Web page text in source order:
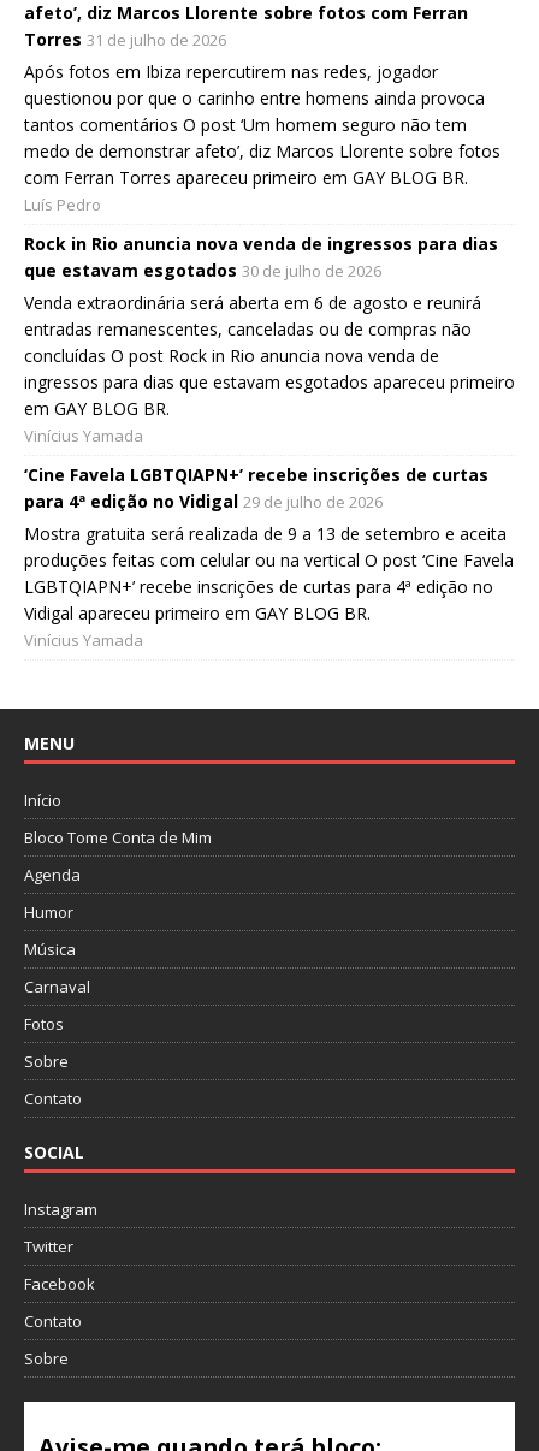
afeto’, diz Marcos Llorente sobre fotos com Ferran
Torres 31 de julho de 2026
Após fotos em Ibiza repercutirem nas redes, jogador
questionou por que o carinho entre homens ainda provoca
tantos comentários O post ‘Um homem seguro não tem
medo de demonstrar afeto’, diz Marcos Llorente sobre fotos
com Ferran Torres apareceu primeiro em GAY BLOG BR.
Luís Pedro
Rock in Rio anuncia nova venda de ingressos para dias
que estavam esgotados 30 de julho de 2026
Venda extraordinária será aberta em 6 de agosto e reunirá
entradas remanescentes, canceladas ou de compras não
concluídas O post Rock in Rio anuncia nova venda de
ingressos para dias que estavam esgotados apareceu primeiro
em GAY BLOG BR.
Vinícius Yamada
‘Cine Favela LGBTQIAPN+’ recebe inscrições de curtas
para 4ª edição no Vidigal 29 de julho de 2026
Mostra gratuita será realizada de 9 a 13 de setembro e aceita
produções feitas com celular ou na vertical O post ‘Cine Favela
LGBTQIAPN+’ recebe inscrições de curtas para 4ª edição no
Vidigal apareceu primeiro em GAY BLOG BR.
Vinícius Yamada
MENU
Início
Bloco Tome Conta de Mim
Agenda
Humor
Música
Carnaval
Fotos
Sobre
Contato
SOCIAL
Instagram
Twitter
Facebook
Contato
Sobre